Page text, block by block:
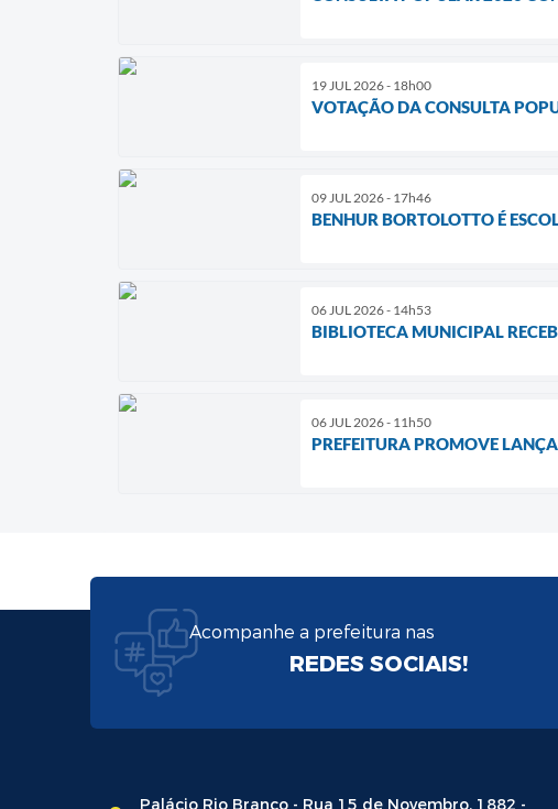
19 JUL 2026 - 18h00
VOTAÇÃO DA CONSULTA
09 JUL 2026 - 17h46
BENHUR BORTOLOTTO É
06 JUL 2026 - 14h53
BIBLIOTECA MUNICIPAL
06 JUL 2026 - 11h50
PREFEITURA PROMOVE
Acompanhe a prefeitura nas
REDES SOCIAIS!